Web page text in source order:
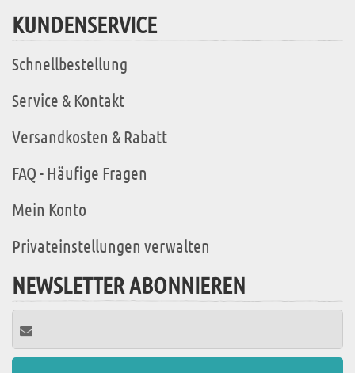
KUNDENSERVICE
Schnellbestellung
Service & Kontakt
Versandkosten & Rabatt
FAQ - Häufige Fragen
Mein Konto
Privateinstellungen verwalten
NEWSLETTER ABONNIEREN